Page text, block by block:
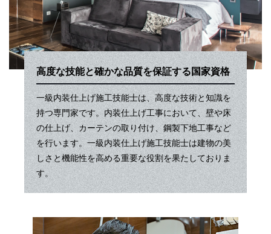
高度な技能と確かな品質を保証する国家資格
一級内装仕上げ施工技能士は、高度な技術と知識を
持つ専門家です。内装仕上げ工事において、壁や床
の仕上げ、カーテンの取り付け、鋼製下地工事など
を行います。一級内装仕上げ施工技能士は建物の美
しさと機能性を高める重要な役割を果たしておりま
す。